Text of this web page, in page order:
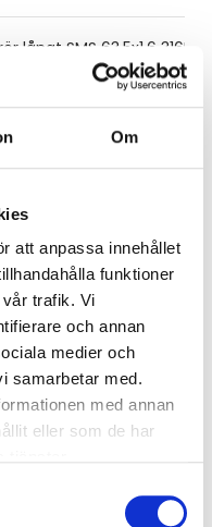
Om
att anpassa innehållet
funktioner
trafik. Vi
och annan
medier och
samarbetar med.
med annan
eller som de har
långt SMS 63.5x1.6 316L
rör långt SMS 101.6x2.0 316L
långt DIN 11852 13x1.5
långt DIN 11852 19x1.5
långt DIN 11852 23x1.5